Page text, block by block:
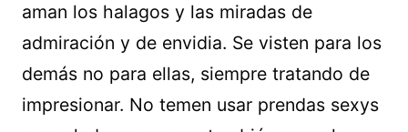
aman los halagos y las miradas de
admiración y de envidia. Se visten para los
demás no para ellas, siempre tratando de
impresionar. No temen usar prendas sexys